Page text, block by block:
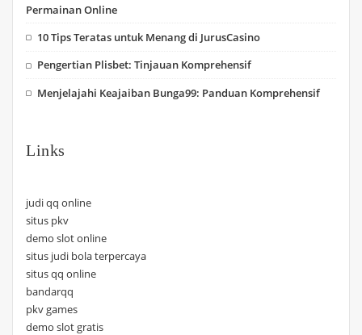
Permainan Online
10 Tips Teratas untuk Menang di JurusCasino
Pengertian Plisbet: Tinjauan Komprehensif
Menjelajahi Keajaiban Bunga99: Panduan Komprehensif
Links
judi qq online
situs pkv
demo slot online
situs judi bola terpercaya
situs qq online
bandarqq
pkv games
demo slot gratis